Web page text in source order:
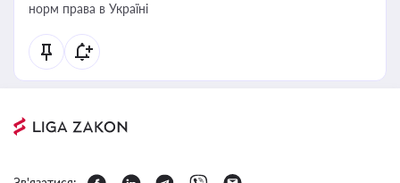
норм права в Україні